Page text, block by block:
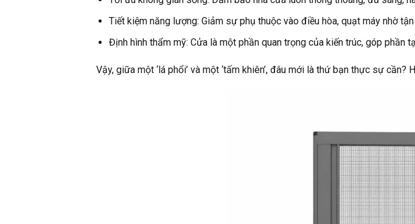
Tiết kiệm năng lượng: Giảm sự phụ thuộc vào điều hòa, quạt máy nhờ
Định hình thẩm mỹ: Cửa là một phần quan trọng của kiến trúc, góp phần
Vậy, giữa một ‘lá phổi’ và một ‘tấm khiên’, đâu mới là thứ bạn thực sự